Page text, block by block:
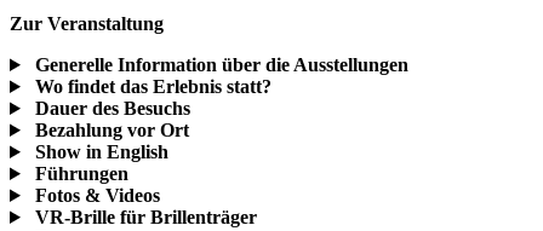
Zur Veranstaltung
Generelle Information über die Ausstellungen
Wo findet das Erlebnis statt?
Dauer des Besuchs
Bezahlung vor Ort
Show in English
Führungen
Fotos & Videos
VR-Brille für Brillenträger